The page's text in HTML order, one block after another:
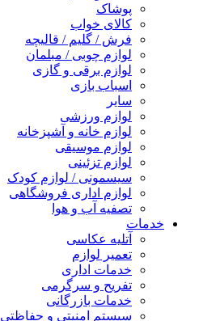
پوشاک
کالای خواب
فرش / گلیم / قالیچه
لوازم چوبی / مبلمان
لوازم برقی و گازی
اسباب بازی
سایر
لوازم ورزشی
لوازم خانه و آشپزخانه
لوازم موسیقی
لوازم تزئینی
سیسمونی / لوازم کودک
لوازم اداری فروشگاهی
تصفیه آب و هوا
خدمات
آتلیه عکاسی
تعمیر لوازم
خدمات اداری
تفریح و سرگرمی
خدمات بازرگانی
سیستم امنیتی و حفاظتی